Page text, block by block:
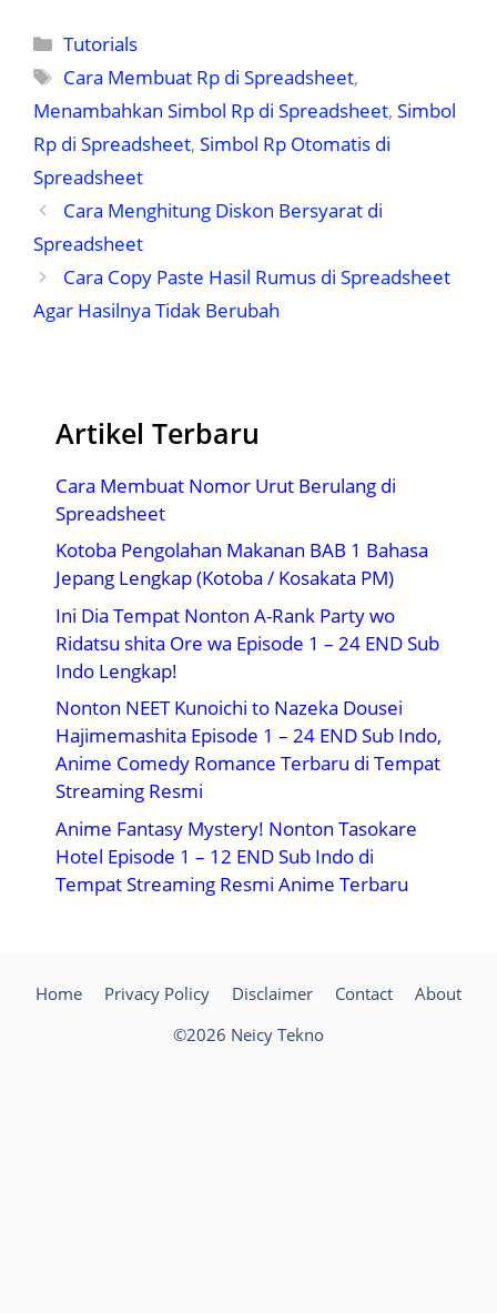
Kategori
Tutorials
Tag
Cara Membuat Rp di Spreadsheet,
Menambahkan Simbol Rp di Spreadsheet, Simbol
Rp di Spreadsheet, Simbol Rp Otomatis di
Spreadsheet
Cara Menghitung Diskon Bersyarat di
Spreadsheet
Cara Copy Paste Hasil Rumus di Spreadsheet
Agar Hasilnya Tidak Berubah
Artikel Terbaru
Cara Membuat Nomor Urut Berulang di
Spreadsheet
Kotoba Pengolahan Makanan BAB 1 Bahasa
Jepang Lengkap (Kotoba / Kosakata PM)
Ini Dia Tempat Nonton A-Rank Party wo
Ridatsu shita Ore wa Episode 1 – 24 END Sub
Indo Lengkap!
Nonton NEET Kunoichi to Nazeka Dousei
Hajimemashita Episode 1 – 24 END Sub Indo,
Anime Comedy Romance Terbaru di Tempat
Streaming Resmi
Anime Fantasy Mystery! Nonton Tasokare
Hotel Episode 1 – 12 END Sub Indo di
Tempat Streaming Resmi Anime Terbaru
Home Privacy Policy Disclaimer Contact
About
©2026 Neicy Tekno